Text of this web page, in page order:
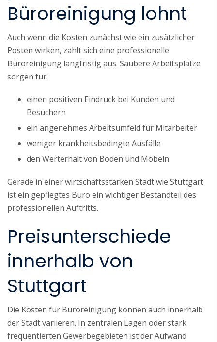
Büroreinigung lohnt
Auch wenn die Kosten zunächst wie ein zusätzlicher
Posten wirken, zahlt sich eine professionelle
Büroreinigung langfristig aus. Saubere Arbeitsplätze
sorgen für:
einen positiven Eindruck bei Kunden und
Besuchern
ein angenehmes Arbeitsumfeld für Mitarbeiter
weniger krankheitsbedingte Ausfälle
den Werterhalt von Böden und Möbeln
Gerade in einer wirtschaftsstarken Stadt wie Stuttgart
ist ein gepflegtes Büro ein wichtiger Bestandteil des
professionellen Auftritts.
Preisunterschiede
innerhalb von
Stuttgart
Die Kosten für Büroreinigung können auch innerhalb
der Stadt variieren. In zentralen Lagen oder stark
frequentierten Gewerbegebieten ist der Aufwand